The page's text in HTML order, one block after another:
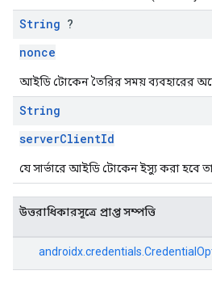
String ?
nonce
আইডি টোকেন তৈরির সময় ব্যবহারের
String
serverClientId
যে সার্ভারে আইডি টোকেন ইস্যু করা হবে
উত্তরাধিকারসূত্রে প্রাপ্ত সম্পত্তি